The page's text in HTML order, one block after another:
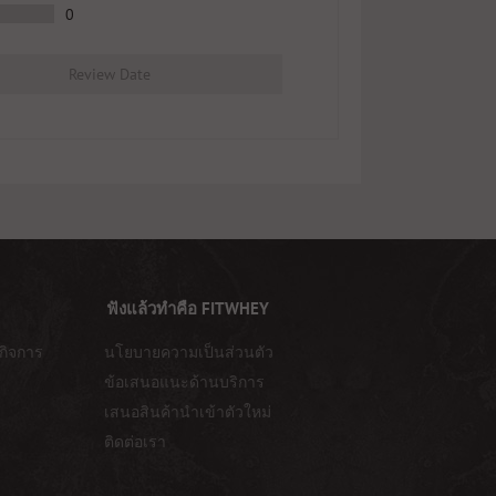
0
Review Date
ฟังแล้วทำคือ FITWHEY
จการ
นโยบายความเป็นส่วนตัว
ข้อเสนอแนะด้านบริการ
เสนอสินค้านำเข้าตัวใหม่
ติดต่อเรา